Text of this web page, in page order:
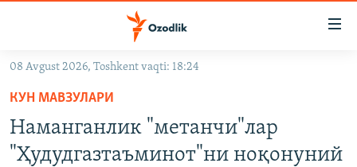
Асосий
навигацияга
ўтинг
Қидиришга
OZODARXIV
08 Avgust 2026, Toshkent vaqti: 18:24
КУН МАВЗУЛАРИ
Наманганлик "метанчи"лар
"Ҳудудгазтаъминот"ни ноқонуний